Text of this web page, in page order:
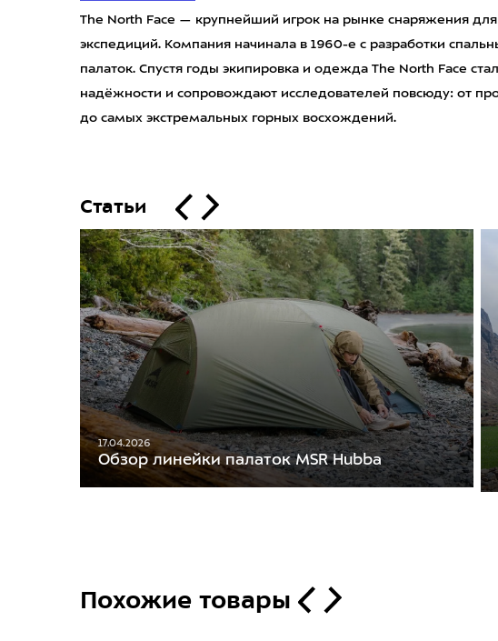
The North Face — крупнейший игрок на рынке снаряжения
экспедиций. Компания начинала в 1960-е с разработки
палаток. Спустя годы экипировка и одежда The North Face
надёжности и сопровождают исследователей повсюду: от
до самых экстремальных горных восхождений.
Статьи
17.04.2026
Обзор линейки палаток MSR Hubba
Похожие товары